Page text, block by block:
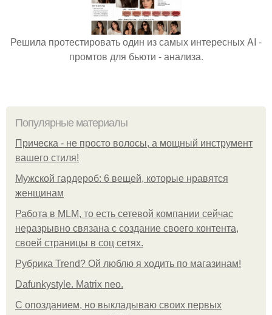
Решила протестировать один из самых интересных AI -
промтов для бьюти - анализа.
Популярные материалы
Прическа - не просто волосы, а мощный инструмент
вашего стиля!
Мужской гардероб: 6 вещей, которые нравятся
женщинам
Работа в MLM, то есть сетевой компании сейчас
неразрывно связана с создание своего контента,
своей страницы в соц сетях.
Рубрика Trend? Ой люблю я ходить по магазинам!
Dafunkystyle. Matrix neo.
С опозданием, но выкладываю своих первых